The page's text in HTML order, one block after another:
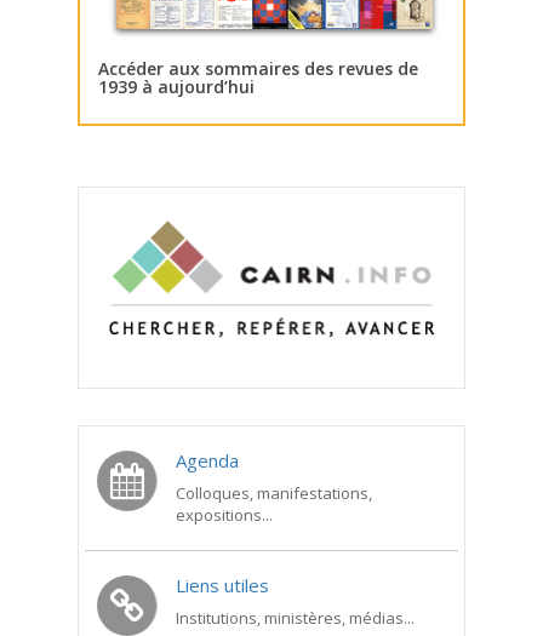
Accéder aux sommaires des revues de
1939 à aujourd’hui
Agenda
Colloques, manifestations,
expositions...
Liens utiles
Institutions, ministères, médias...